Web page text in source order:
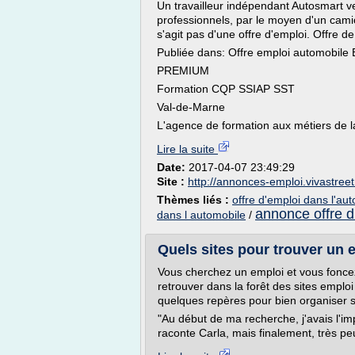
Un travailleur indépendant Autosmart
professionnels, par le moyen d'un
s'agit pas d'une offre d'emploi. Offre
Publiée dans: Offre emploi automobile
PREMIUM
Formation CQP SSIAP SST
Val-de-Marne
L'agence de formation aux métiers de
Lire la suite
Date: 2017-04-07 23:49:29
Site : http://annonces-
Thèmes liés : offre d'emploi dans
dans l automobile / annonce offre
Quels sites pour trouver un
Vous cherchez un emploi et vous
retrouver dans la forêt des sites
quelques repères pour bien organiser
"Au début de ma recherche, j'avais
raconte Carla, mais finalement, très